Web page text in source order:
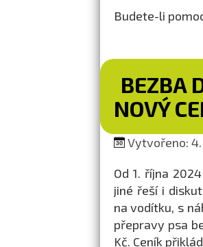
Budete-li
BEZBA
NOVÝ
Vytvořeno: 4.
Od 1. října
jiné řeší i
na vodítku, s
přepravy psa
Kč. Ceník